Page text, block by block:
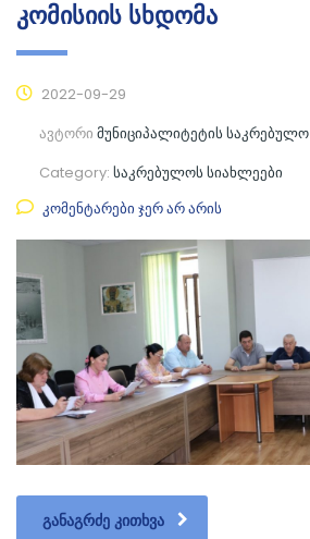
კომისიის სხდომა
2022-09-29
ავტორი მუნიციპალიტეტის საკრებულო
Category: საკრებულოს სიახლეები
კომენტარები ჯერ არ არის
ᲒᲐᲜᲐᲒᲠᲫᲔ ᲙᲘᲗᲮᲕᲐ